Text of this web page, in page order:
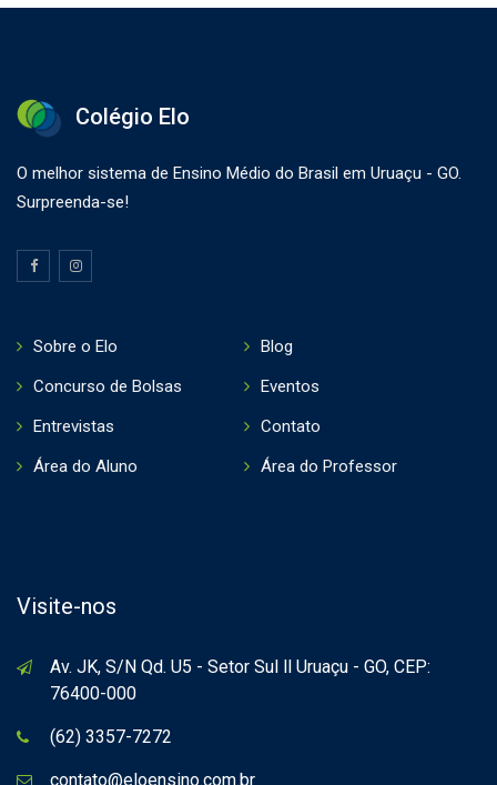
Colégio Elo
O melhor sistema de Ensino Médio do Brasil em Uruaçu - GO.
Surpreenda-se!
Sobre o Elo
Blog
Concurso de Bolsas
Eventos
Entrevistas
Contato
Área do Aluno
Área do Professor
Visite-nos
Av. JK, S/N Qd. U5 - Setor Sul ll Uruaçu - GO, CEP:
76400-000
(62) 3357-7272
contato@eloensino.com.br